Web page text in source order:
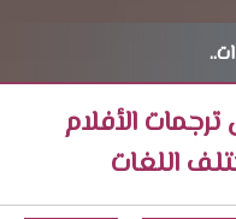
ترجمات الأفلام
اللغات